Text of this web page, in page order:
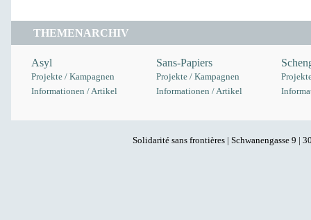
THEMENARCHIV
Asyl
Projekte / Kampagnen
Informationen / Artikel
Sans-Papiers
Projekte / Kampagnen
Informationen / Artikel
Solidarité sans frontières | Schwanengasse 9 |